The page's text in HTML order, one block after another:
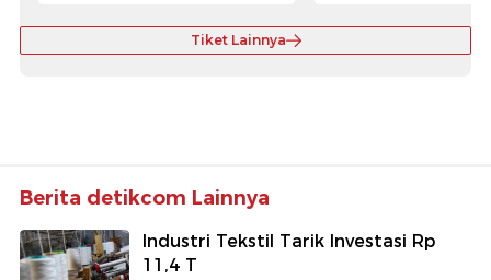
Tiket Lainnya
Berita detikcom Lainnya
Industri Tekstil Tarik Investasi Rp
11,4 T